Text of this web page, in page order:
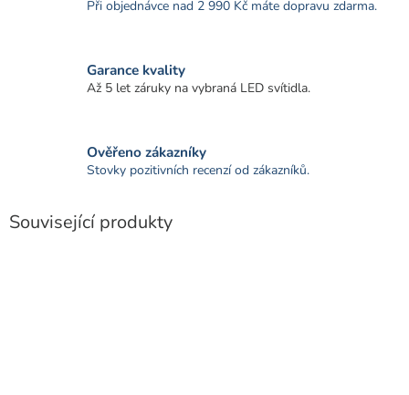
Při objednávce nad 2 990 Kč máte dopravu zdarma.
Garance kvality
Až 5 let záruky na vybraná LED svítidla.
Ověřeno zákazníky
Stovky pozitivních recenzí od zákazníků.
Související produkty